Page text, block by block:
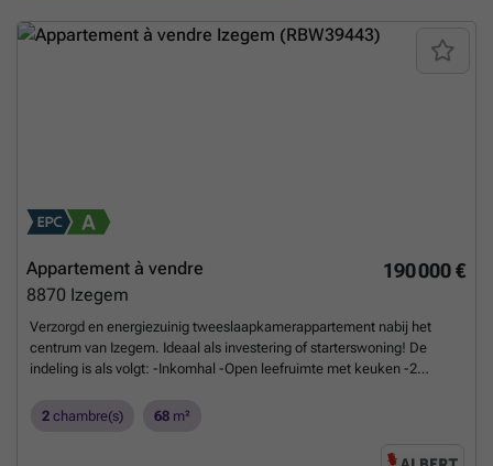
190 000 €
Appartement à vendre
8870 Izegem
Verzorgd en energiezuinig tweeslaapkamerappartement nabij het
centrum van Izegem. Ideaal als investering of starterswoning! De
indeling is als volgt: -Inkomhal -Open leefruimte met keuken -2
berging in de kelder Extra pluspunten: -Energiezuinige woning -Dicht
garage of staanplaats in de residentie. Plan snel uw bezoek in via
2 chambre(s) 68 m²